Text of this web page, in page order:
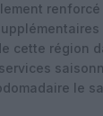
cette région
le